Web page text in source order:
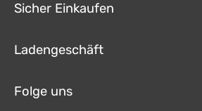
Sicher Einkaufen
Ladengeschäft
Folge uns